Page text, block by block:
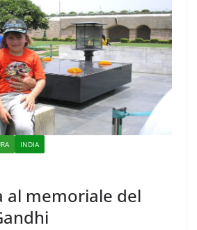
INDIA
al memoriale del